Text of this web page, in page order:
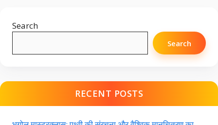
Search
Search
RECENT POSTS